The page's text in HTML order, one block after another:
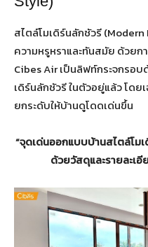
สไตล์โมเดิร์นลักชัวรี
ความหรูหราและทันสมัย ด้วยก
Cibes Air เป็นลิฟท์กระจกรอ
เดิร์นลักชัวรี ในตัวอยู่แล้ว โด
ยกระดับให้บ้านดูโดดเด่นขึ้น
“จุดเด่นออกแบบบ้านสไตล์โม
ด้วยวัสดุและรายละเ